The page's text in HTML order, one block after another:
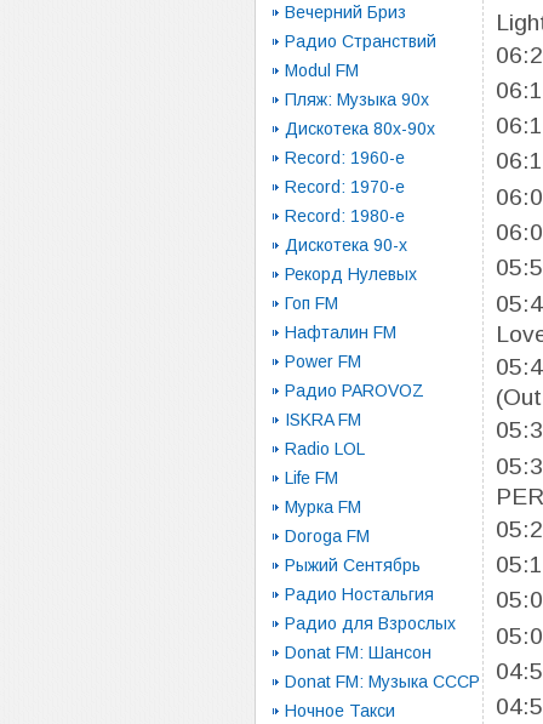
Вечерний Бриз
Радио Странствий
Modul FM
Пляж: Музыка 90х
Дискотека 80х-90х
Record: 1960-e
Record: 1970-e
Record: 1980-e
Дискотека 90-х
Рекорд Нулевых
Гоп FM
Нафталин FM
Power FM
Радио PAROVOZ
ISKRA FM
Radio LOL
Life FM
Мурка FM
Doroga FM
Рыжий Сентябрь
Радио Ностальгия
Радио для Взрослых
Donat FM: Шансон
Donat FM: Музыка СССР
Ночное Такси